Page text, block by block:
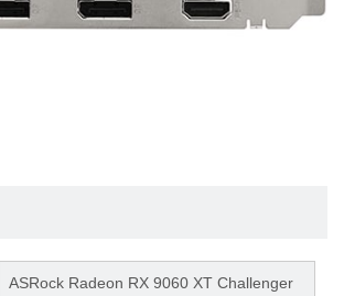
ASRock Radeon RX 9060 XT Challenger